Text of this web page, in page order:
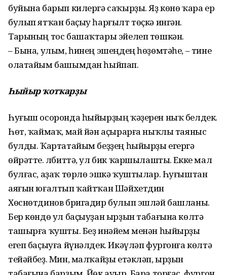
буйына барып килергә саҡырҙы. Яҙ көнө ҡара ер
булып ятҡан баҫыу һарғылт төҫкә ингән.
Тарының тос башаҡтары эйелеп төшкән.
– Бына, улым, һинең эшеңдең һөҙөмтәһе, – тине
олатайым башымдан һыйпап.
Һыйыр ҡотҡарҙы
Һуғыш осоронда һыйырҙың ҡәҙерен ныҡ белдек.
Һөт, ҡаймаҡ, май йән аҫырарға ныҡлы таяныс
булды. Ҡартатайым беҙҙең һыйырҙы егергә
өйрәтте. Әлбиттә, ул бик ҡаршылашты. Екке мал
булғас, аҙаҡ төрлө эшкә ҡуштылар. Һуғыштан
аяғын юғалтып ҡайтҡан Шәйхетдин
Хөснөтдинов бригадир булып эшләй башланы.
Бер көндө ул баҫыуҙан ырҙын табағына көлтә
ташырға ҡушты. Беҙ инәйем менән һыйырҙы
егеп баҫыуға йүнәлдек. Икәүләп фургонға көлтә
тейәйбеҙ. Мин, малҡайҙы етәкләп, ырҙын